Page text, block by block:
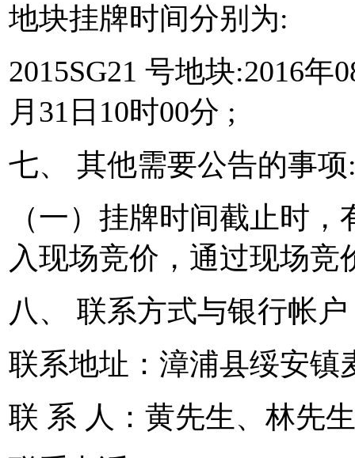
地块挂牌时间分别为:
2015SG21 号地块:2016年
月31日10时00分 ;
七、 其他需要公告的事项
（一）挂牌时间截止时
入现场竞价，通过现场竞
八、 联系方式与银行帐户
联系地址：漳浦县绥安镇
联 系 人：黄先生、林先生